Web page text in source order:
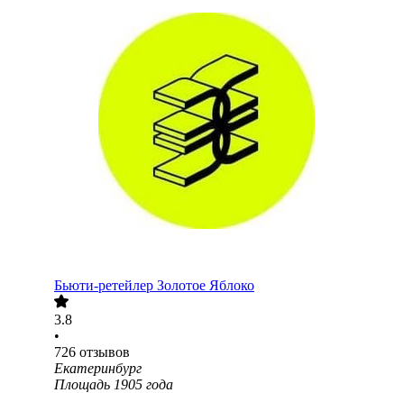
Бьюти-ретейлер Золотое Яблоко
3.8
•
726 отзывов
Екатеринбург
Площадь 1905 года